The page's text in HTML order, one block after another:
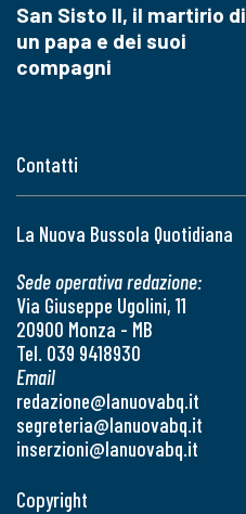
Contatti
La Nuova Bussola Quotidiana
Sede operativa redazione:
Via Giuseppe Ugolini, 11
20900 Monza - MB
Tel. 039 9418930
Email
redazione@lanuovabq.it
segreteria@lanuovabq.it
inserzioni@lanuovabq.it
San Sisto II, il martirio di
un papa e dei suoi
compagni
Copyright